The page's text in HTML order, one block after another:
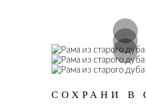
СОХРАНИ В